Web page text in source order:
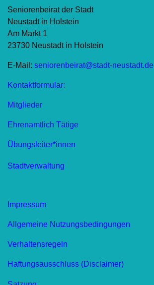
Seniorenbeirat der Stadt
Neustadt in Holstein
Am Markt 1
23730 Neustadt in Holstein
E-Mail: seniorenbeirat@stadt-neustadt.de
Kontaktformular:
Mitglieder
Ehrenamtlich Tätige
Übungsleiter*innen
Stadtverwaltung
Impressum
Allgemeine Nutzungsbedingungen
Verhaltensregeln
Haftungsausschluss (Disclaimer)